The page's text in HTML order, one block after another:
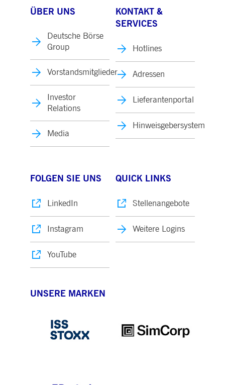
ÜBER UNS
Deutsche Börse
Group
Vorstandsmitglieder
Investor
Relations
Media
KONTAKT &
SERVICES
Hotlines
Adressen
Lieferantenportal
Hinweisgebersystem
FOLGEN SIE UNS
LinkedIn
Instagram
YouTube
QUICK LINKS
Stellenangebote
Weitere Logins
UNSERE MARKEN